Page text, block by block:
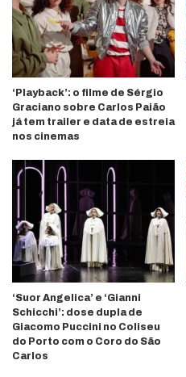
‘Playback’: o filme de Sérgio
Graciano sobre Carlos Paião
já tem trailer e data de estreia
nos cinemas
‘Suor Angelica’ e ‘Gianni
Schicchi’: dose dupla de
Giacomo Puccini no Coliseu
do Porto com o Coro do São
Carlos